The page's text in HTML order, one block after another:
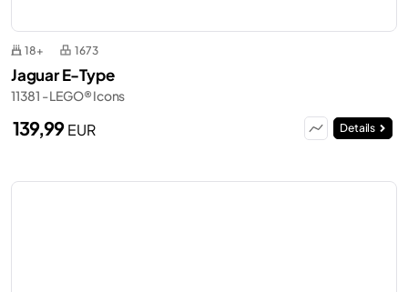
18+ 1673
Jaguar E-Type
11381 - LEGO® Icons
139,99EUR Details